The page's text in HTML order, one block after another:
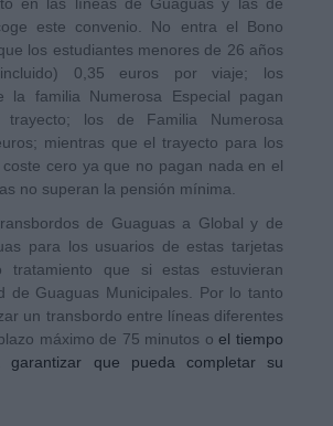
este convenio. No entra el Bono
los estudiantes menores de 26 años
0,35 euros por viaje; los
la familia Numerosa Especial pagan
los de Familia Numerosa
mientras que el trayecto para los
cero ya que no pagan nada en el
no superan la pensión mínima.
de Guaguas a Global y de
para los usuarios de estas tarjetas
tratamiento que si estas estuvieran
de Guaguas Municipales. Por lo tanto
un transbordo entre líneas diferentes
máximo de 75 minutos oel tiempo
garantizar que pueda completar su